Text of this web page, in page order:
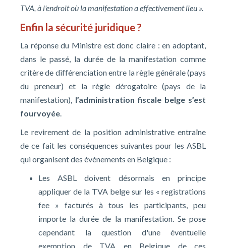
TVA, à l'endroit où la manifestation a effectivement lieu ».
Enfin la sécurité juridique ?
La réponse du Ministre est donc claire : en adoptant,
dans le passé, la durée de la manifestation comme
critère de différenciation entre la règle générale (pays
du preneur) et la règle dérogatoire (pays de la
manifestation), l’administration fiscale belge s’est
fourvoyée.
Le revirement de la position administrative entraîne
de ce fait les conséquences suivantes pour les ASBL
qui organisent des événements en Belgique :
Les ASBL doivent désormais en principe
appliquer de la TVA belge sur les « registrations
fee » facturés à tous les participants, peu
importe la durée de la manifestation. Se pose
cependant la question d'une éventuelle
exemption de TVA en Belgique de ces